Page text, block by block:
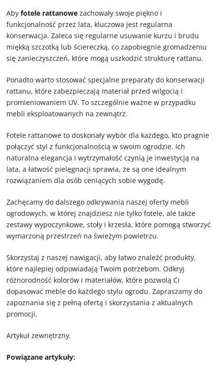
Abyfotele rattanowe zachowały swoje piękno i
funkcjonalność przez lata, kluczowa jest regularna
konserwacja. Zaleca się regularne usuwanie kurzu i brudu
miękką szczotką lub ściereczką, co zapobiegnie gromadzeniu
się zanieczyszczeń, które mogą uszkodzić strukturę rattanu.
Ponadto warto stosować specjalne preparaty do konserwacji
rattanu, które zabezpieczają materiał przed wilgocią i
promieniowaniem UV. To szczególnie ważne w przypadku
mebli eksploatowanych na zewnątrz.
Fotele rattanowe to doskonały wybór dla każdego, kto pragnie
połączyć styl z funkcjonalnością w swoim ogrodzie. Ich
naturalna elegancja i wytrzymałość czynią je inwestycją na
lata, a łatwość pielęgnacji sprawia, że są one idealnym
rozwiązaniem dla osób ceniących sobie wygodę.
Zachęcamy do dalszego odkrywania naszej oferty mebli
ogrodowych, w której znajdziesz nie tylko fotele, ale także
zestawy wypoczynkowe, stoły i krzesła, które pomogą stworzyć
wymarzoną przestrzeń na świeżym powietrzu.
Skorzystaj z naszej nawigacji, aby łatwo znaleźć produkty,
które najlepiej odpowiadają Twoim potrzebom. Odkryj
różnorodność kolorów i materiałów, które pozwolą Ci
dopasować meble do każdego stylu ogrodu. Zapraszamy do
zapoznania się z pełną ofertą i skorzystania z aktualnych
promocji.
Artykuł zewnętrzny.
Powiązane artykuły: